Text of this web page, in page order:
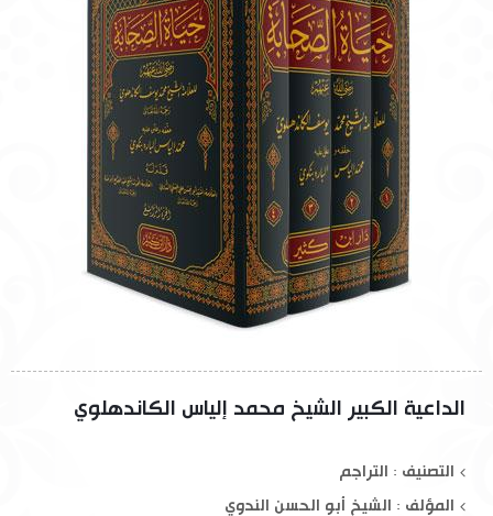
الداعية الكبير الشيخ محمد إلياس الكاندهلوي
التصنيف : التراجم
المؤلف : الشيخ أبو الحسن الندوي